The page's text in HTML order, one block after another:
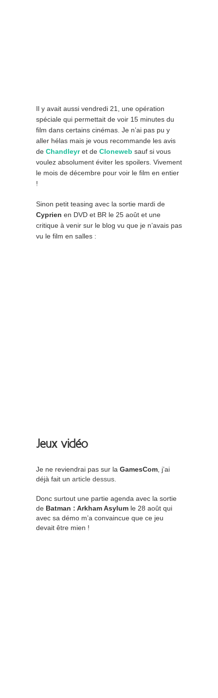
Il y avait aussi vendredi 21, une opération
spéciale qui permettait de voir 15 minutes du
film dans certains cinémas. Je n’ai pas pu y
aller hélas mais je vous recommande les avis
de Chandleyret de Cloneweb sauf si vous
voulez absolument éviter les spoilers. Vivement
le mois de décembre pour voir le film en entier
!
Sinon petit teasing avec la sortie mardi de
Cyprien en DVD et BR le 25 août et une
critique à venir sur le blog vu que je n’avais pas
vu le film en salles :
Jeux vidéo
Je ne reviendrai pas sur la GamesCom , j’ai
déjà fait un article dessus
Donc surtout une partie agenda avec la sortie
de Batman : Arkham Asylum le 28 août qui
avec sa démo m’a convaincue que ce jeu
devait être mien !